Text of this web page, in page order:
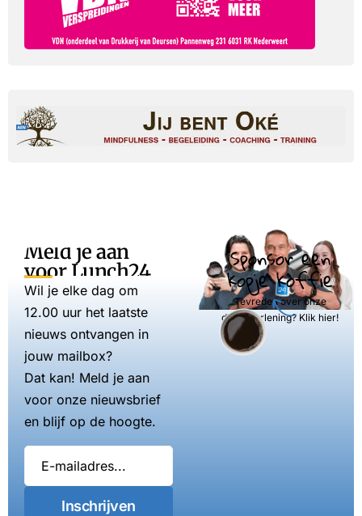
Meld je aan
voor Lunch24
Wil je elke dag om
12.00 uur het laatste
nieuws ontvangen in
jouw mailbox?
Dat kan! Meld je aan
voor onze nieuwsbrief
en blijf op de hoogte.
Inschrijven
Sponsor een
kopje koffie
Tevreden over onze
dienstverlening? Klik hier!